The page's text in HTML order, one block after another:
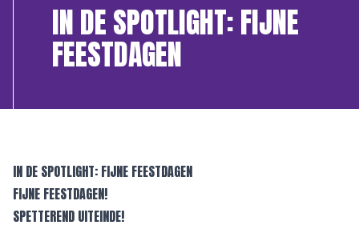
IN DE SPOTLIGHT: FIJNE
FEESTDAGEN
IN DE SPOTLIGHT: FIJNE FEESTDAGEN
FIJNE FEESTDAGEN!
SPETTEREND UITEINDE!